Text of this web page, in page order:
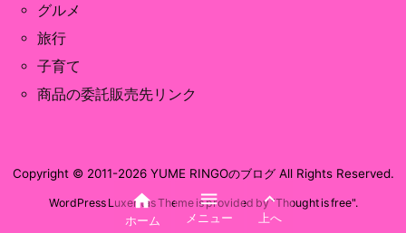
グルメ
旅行
子育て
商品の委託販売先リンク
Copyright © 2011-2026 YUME RINGOのブログAll Rights Reserved.
WordPress Luxeritas Theme is provided by "Thought is free".

ホーム

メニュー

上へ